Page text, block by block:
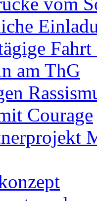
am ThG
Courage